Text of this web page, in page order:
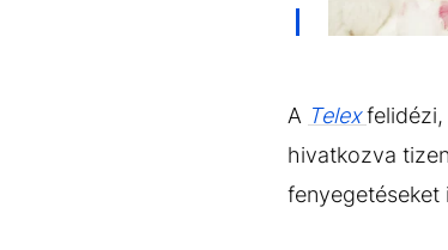
A Telex
hivatkozva
fenyegetéseket